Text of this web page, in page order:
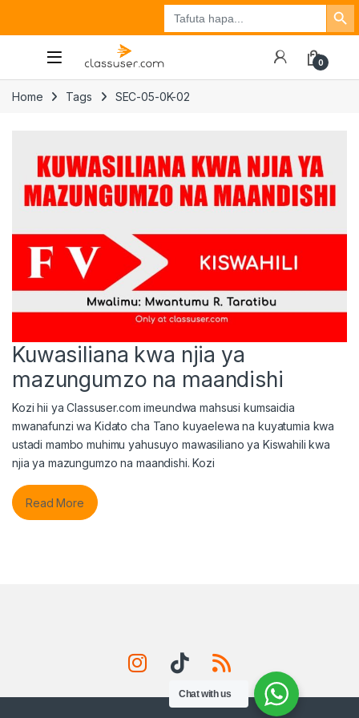
Search
for:
Search Button
Tuzo
0
Home Tags SEC-05-0K-02
Kuwasiliana kwa njia ya
mazungumzo na maandishi
Kozi hii ya Classuser.com imeundwa mahsusi kumsaidia
mwanafunzi wa Kidato cha Tano kuyaelewa na kuyatumia kwa
ustadi mambo muhimu yahusuyo mawasiliano ya Kiswahili kwa
njia ya mazungumzo na maandishi. Kozi
Read More
Chat with us